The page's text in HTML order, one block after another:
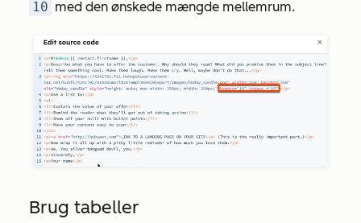
10 med den ønskede mængde mellemrum.
Brug tabeller